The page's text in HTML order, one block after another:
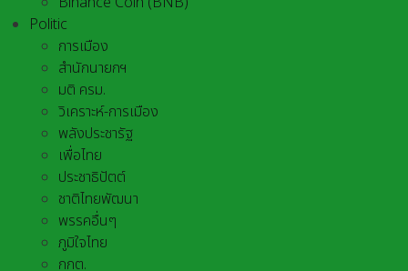
Politic
การเมือง
สำนักนายกฯ
มติ ครม.
วิเคราะห์-การเมือง
พลังประชารัฐ
เพื่อไทย
ประชาธิปัตต์
ชาติไทยพัฒนา
พรรคอื่นๆ
ภูมิใจไทย
กกต.